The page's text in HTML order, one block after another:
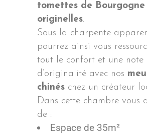
tomettes de Bourgogne
originelles.
Sous la charpente
pourrez ainsi vous
tout le confort et une note
d’originalité avec nos
chinés chez un créateur
Dans cette chambre vous
de :
Espace de 35m²